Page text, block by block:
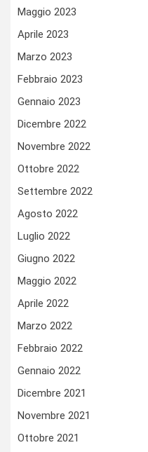
Maggio 2023
Aprile 2023
Marzo 2023
Febbraio 2023
Gennaio 2023
Dicembre 2022
Novembre 2022
Ottobre 2022
Settembre 2022
Agosto 2022
Luglio 2022
Giugno 2022
Maggio 2022
Aprile 2022
Marzo 2022
Febbraio 2022
Gennaio 2022
Dicembre 2021
Novembre 2021
Ottobre 2021